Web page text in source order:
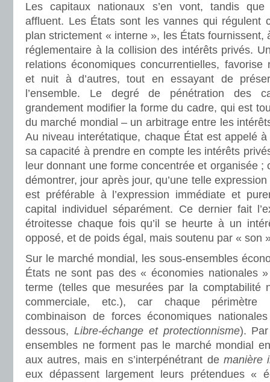
Les capitaux nationaux s’en vont, tandis
affluent. Les États sont les vannes qui régulent
plan strictement « interne », les États fournissent,
réglementaire à la collision des intérêts privés.
relations économiques concurrentielles, favorise
et nuit à d’autres, tout en essayant de
l’ensemble. Le degré de pénétration des
grandement modifier la forme du cadre, qui est
du marché mondial – un arbitrage entre les
Au niveau interétatique, chaque État est appelé
sa capacité à prendre en compte les intérêts
leur donnant une forme concentrée et organisée ;
démontrer, jour après jour, qu’une telle
est préférable à l’expression immédiate et
capital individuel séparément. Ce dernier fait
étroitesse chaque fois qu’il se heurte à un
opposé, et de poids égal, mais soutenu par « son
Sur le marché mondial, les sous-ensembles
États ne sont pas des « économies nationales
terme (telles que mesurées par la comptabilité
commerciale, etc.), car chaque périmètre
combinaison de forces économiques
dessous, Libre-échange et protectionnisme).
ensembles ne forment pas le marché mondial
aux autres, mais en s’interpénétrant de manière
eux dépassent largement leurs prétendues «